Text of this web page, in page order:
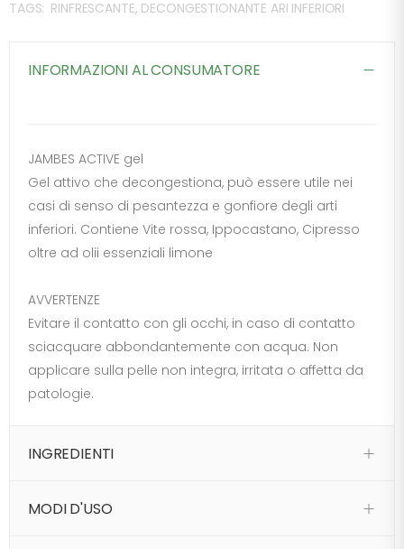
TAGS: RINFRESCANTE, DECONGESTIONANTE ARI INFERIORI
INFORMAZIONI AL CONSUMATORE
JAMBES ACTIVE gel
Gel attivo che decongestiona, può essere utile nei
casi di senso di pesantezza e gonfiore degli arti
inferiori. Contiene Vite rossa, Ippocastano, Cipresso
oltre ad olii essenziali limone
AVVERTENZE
Evitare il contatto con gli occhi, in caso di contatto
sciacquare abbondantemente con acqua. Non
applicare sulla pelle non integra, irritata o affetta da
patologie.
INGREDIENTI
MODI D'USO